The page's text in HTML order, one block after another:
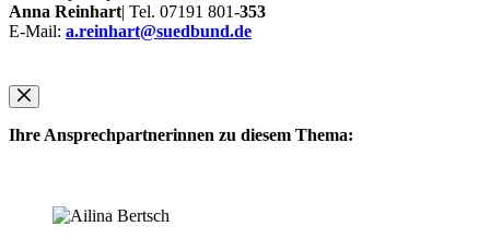
Anna Reinhart| Tel. 07191 801-353
E-Mail: a.reinhart@suedbund.de
Ihre Ansprechpartnerinnen zu diesem Thema: